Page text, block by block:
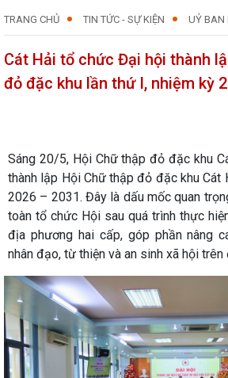
TRANG CHỦ TIN TỨC - SỰ KIỆN UỶ BAN
Cát Hải tổ chức Đại hội thành
đỏ đặc khu lần thứ I, nhiệm kỳ
Sáng 20/5, Hội Chữ thập đỏ đặc khu
thành lập Hội Chữ thập đỏ đặc khu Cát
2026 – 2031. Đây là dấu mốc quan
toàn tổ chức Hội sau quá trình thực
địa phương hai cấp, góp phần nâng
nhân đạo, từ thiện và an sinh xã hội trên